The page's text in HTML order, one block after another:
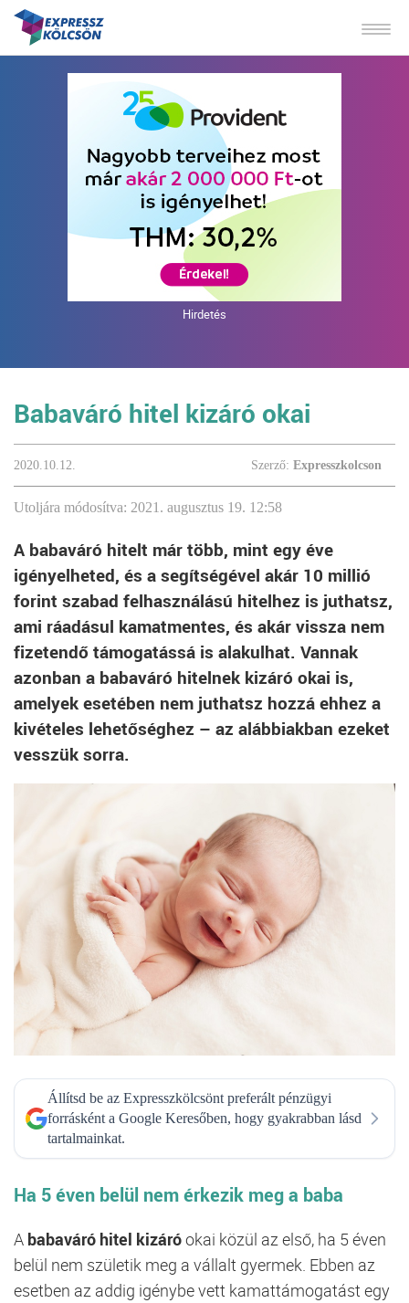
Hirdetés
Babaváró hitel kizáró okai
2020.10.12. Szerző: Expresszkolcson
Utoljára módosítva: 2021. augusztus 19. 12:58
A babaváró hitelt már több, mint egy éve
igényelheted, és a segítségével akár 10 millió
forint szabad felhasználású hitelhez is juthatsz,
ami ráadásul kamatmentes, és akár vissza nem
fizetendő támogatássá is alakulhat. Vannak
azonban a babaváró hitelnek kizáró okai is,
amelyek esetében nem juthatsz hozzá ehhez a
kivételes lehetőséghez – az alábbiakban ezeket
vesszük sorra.
Állítsd be az Expresszkölcsönt preferált pénzügyi
forrásként a Google Keresőben, hogy gyakrabban lásd
tartalmainkat.
Ha 5 éven belül nem érkezik meg a baba
A babaváró hitel kizáróokai közül az első, ha 5 éven
belül nem születik meg a vállalt gyermek. Ebben az
esetben az addig igénybe vett kamattámogatást egy